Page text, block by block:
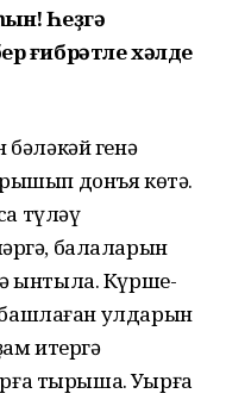
Һеҙгә
ғибрәтле хәлде
генә
донъя көтә.
түләү
балаларын
ынтыла. Күрше-
башлаған улдарын
итергә
тырыша. Уҡырға